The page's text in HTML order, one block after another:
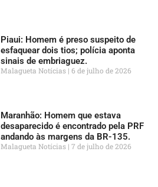
Piaui: Homem é preso suspeito de
esfaquear dois tios; polícia aponta
sinais de embriaguez.
Malagueta Notícias 6 de julho de 2026
Maranhão: Homem que estava
desaparecido é encontrado pela PRF
andando às margens da BR-135.
Malagueta Notícias 7 de julho de 2026